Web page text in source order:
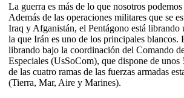
La guerra es más de lo que nosotros
Además de las operaciones militares que se
Iraq y Afganistán, el Pentágono está librando
la que Irán es uno de los principales blancos.
librando bajo la coordinación del Comando
Especiales (UsSoCom), que dispone de unos
de las cuatro ramas de las fuerzas armadas
(Tierra, Mar, Aire y Marines).